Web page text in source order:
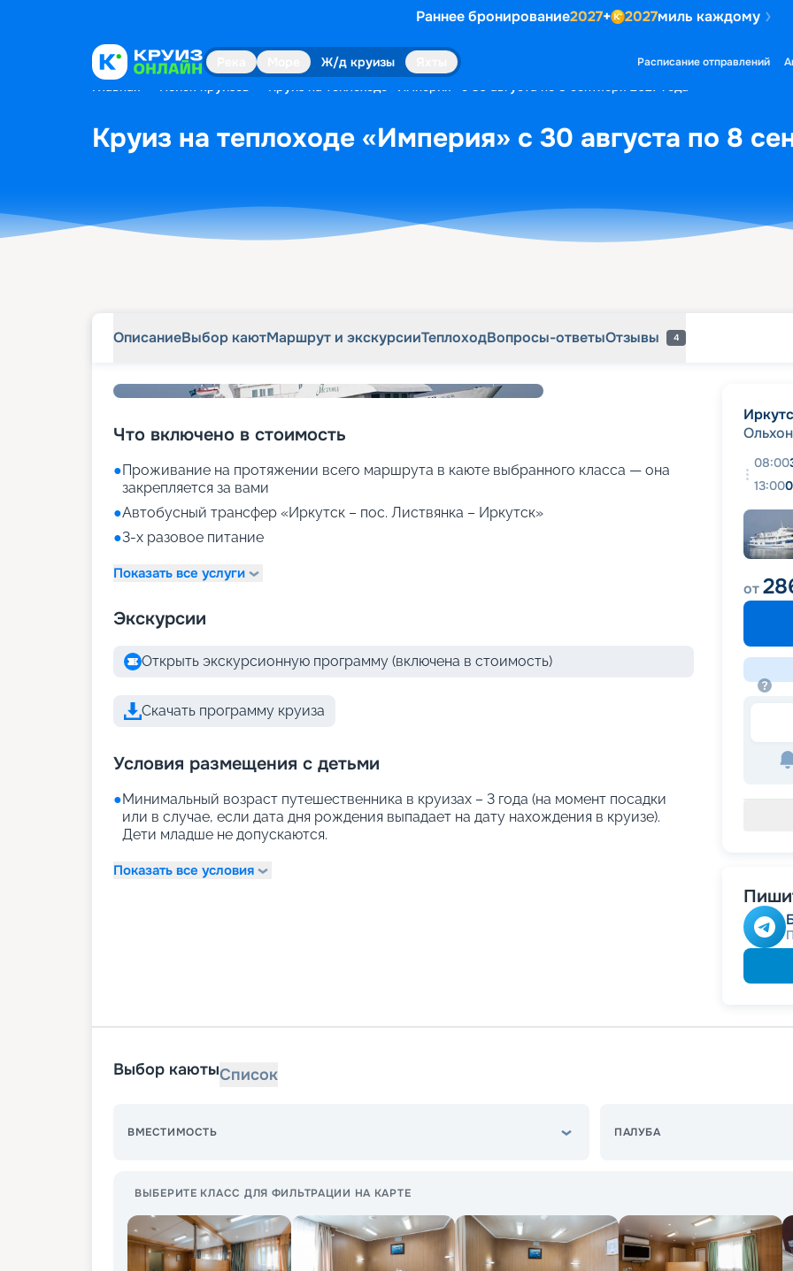
Раннее бронирование2027+ 2027миль каждому
Ж/д круизы Расписание отправлений
Главная Поиск круизов Круиз на теплоходе «Империя» с 30 августа по 8 сентября 2027 года
Круиз на теплоходе «Империя» с 30 августа по 8
ОписаниеВыбор каютМаршрут и экскурсииТеплоходВопросы-ответыОтзывы 4
Что включено в стоимость
●Проживание на протяжении всего маршрута в каюте выбранного класса — она
закрепляется за вами
●Автобусный трансфер «Иркутск – пос. Листвянка – Иркутск»
●3-х разовое питание
Показать все услуги
Экскурсии
Открыть экскурсионную программу (включена в стоимость)
Скачать программу круиза
Условия размещения с детьми
●Минимальный возраст путешественника в круизах – 3 года (на момент посадки
или в случае, если дата дня рождения выпадает на дату нахождения в круизе).
Дети младше не допускаются.
Показать все условия
Ольхон
08:00
13:00
от
Выбор каютыСписок
ВМЕСТИМОСТЬ ПАЛУБА
ВЫБЕРИТЕ КЛАСС ДЛЯ ФИЛЬТРАЦИИ НА КАРТЕ